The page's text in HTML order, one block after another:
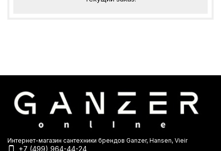
Интернет-магазин сантехники брендов Ganzer, Hansen, Vieir
+7 (499) 964-44-24